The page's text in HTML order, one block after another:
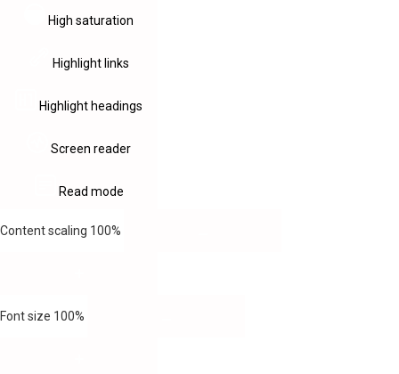
High saturation
Highlight links
Highlight headings
Screen reader
Read mode
Content scaling 100%
Font size 100%